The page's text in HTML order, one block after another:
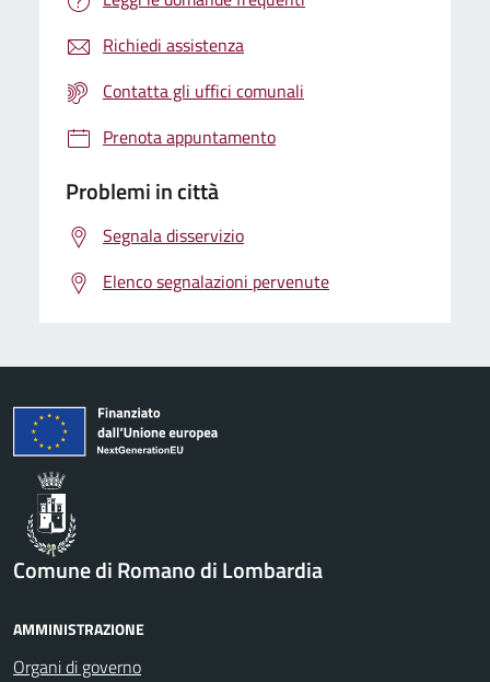
Richiedi assistenza
Contatta gli uffici comunali
Prenota appuntamento
Problemi in città
Segnala disservizio
Elenco segnalazioni pervenute
Comune di Romano di Lombardia
AMMINISTRAZIONE
Organi di governo